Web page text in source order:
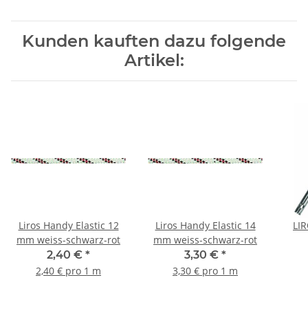
Kunden kauften dazu folgende
Artikel:
Liros Handy Elastic 12
mm weiss-schwarz-rot
2,40 € *
2,40 € pro 1 m
Liros Handy Elastic 14
mm weiss-schwarz-rot
3,30 € *
3,30 € pro 1 m